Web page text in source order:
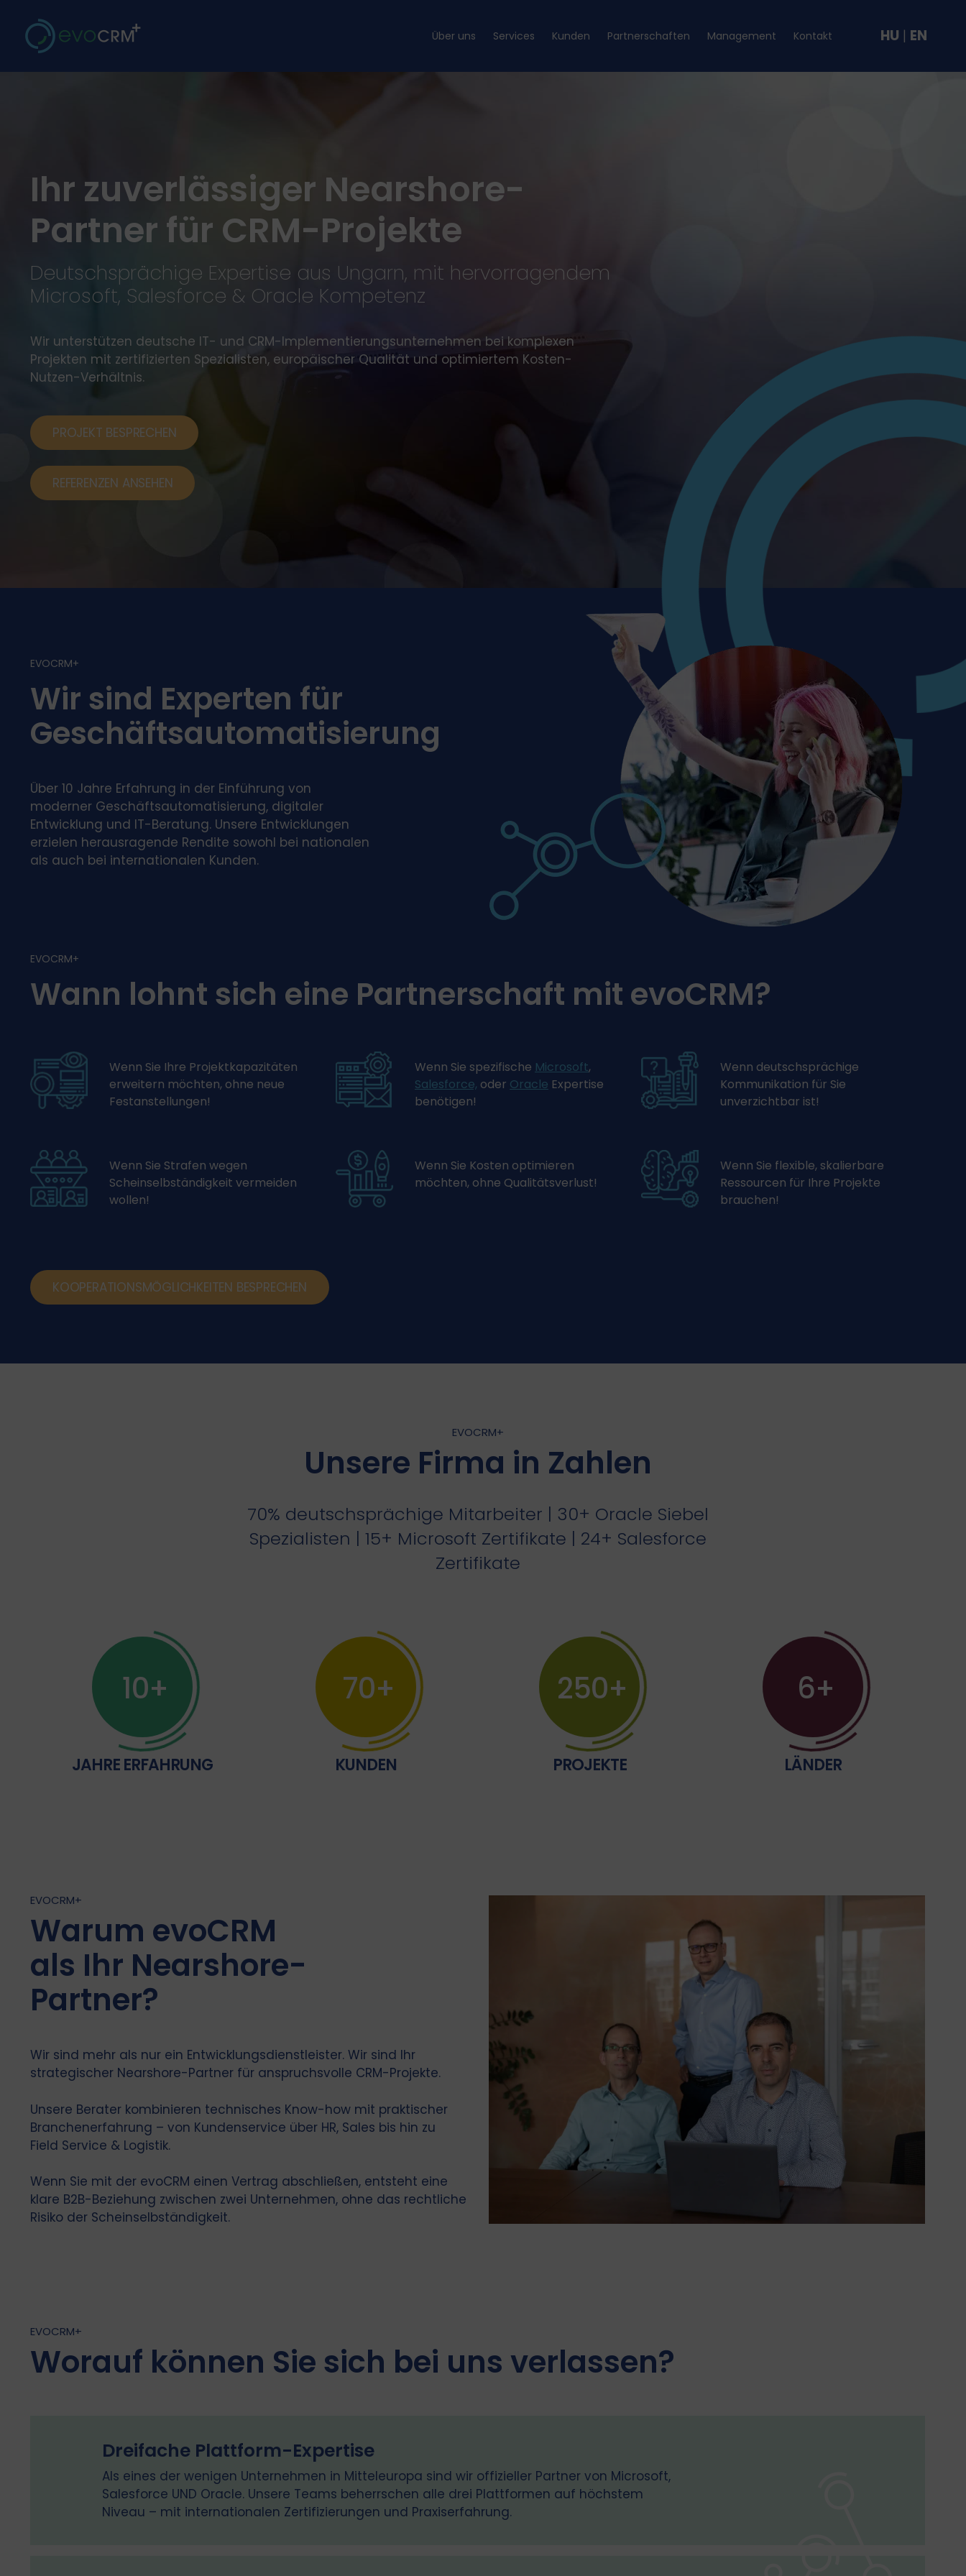
Inhalt
springen
Über uns Services Kunden Partnerschaften Management Kontakt HU | EN
Ihr zuverlässiger Nearshore-
Partner für CRM-Projekte
Deutschsprächige Expertise aus Ungarn, mit hervorragendem
Microsoft, Salesforce & Oracle Kompetenz
Wir unterstützen deutsche IT- und CRM-Implementierungsunternehmen bei komplexen
Projekten mit zertifizierten Spezialisten, europäischer Qualität und optimiertem Kosten-
Nutzen-Verhältnis.
PROJEKT BESPRECHEN
REFERENZEN ANSEHEN
EVOCRM+
Wir sind Experten für
Geschäftsautomatisierung
Über 10 Jahre Erfahrung in der Einführung von
moderner Geschäftsautomatisierung, digitaler
Entwicklung und IT-Beratung. Unsere Entwicklungen
erzielen herausragende Rendite sowohl bei nationalen
als auch bei internationalen Kunden.
EVOCRM+
Wann lohnt sich eine Partnerschaft mit evoCRM?
Wenn Sie Ihre Projektkapazitäten
erweitern möchten, ohne neue
Festanstellungen!
Wenn Sie spezifische Microsoft,
Salesforce, oder Oracle Expertise
benötigen!
Wenn deutschsprächige
Kommunikation für Sie
unverzichtbar ist!
Wenn Sie Strafen wegen
Scheinselbständigkeit vermeiden
wollen!
Wenn Sie Kosten optimieren
möchten, ohne Qualitätsverlust!
Wenn Sie flexible, skalierbare
Ressourcen für Ihre Projekte
brauchen!
KOOPERATIONSMÖGLICHKEITEN BESPRECHEN
EVOCRM+
Unsere Firma in Zahlen
70% deutschsprächige Mitarbeiter | 30+ Oracle Siebel
Spezialisten | 15+ Microsoft Zertifikate | 24+ Salesforce
Zertifikate
10
JAHRE ERFAHRUNG
70
KUNDEN
250
PROJEKTE
6
LÄNDER
EVOCRM+
Warum evoCRM
als Ihr Nearshore-
Partner?
Wir sind mehr als nur ein Entwicklungsdienstleister. Wir sind Ihr
strategischer Nearshore-Partner für anspruchsvolle CRM-Projekte.
Unsere Berater kombinieren technisches Know-how mit praktischer
Branchenerfahrung – von Kundenservice über HR, Sales bis hin zu
Field Service & Logistik.
Wenn Sie mit der evoCRM einen Vertrag abschließen, entsteht eine
klare B2B-Beziehung zwischen zwei Unternehmen, ohne das rechtliche
Risiko der Scheinselbständigkeit.
EVOCRM+
Worauf können Sie sich bei uns verlassen?
Dreifache Plattform-Expertise
Als eines der wenigen Unternehmen in Mitteleuropa sind wir offizieller Partner von Microsoft,
Salesforce UND Oracle. Unsere Teams beherrschen alle drei Plattformen auf höchstem
Niveau – mit internationalen Zertifizierungen und Praxiserfahrung.